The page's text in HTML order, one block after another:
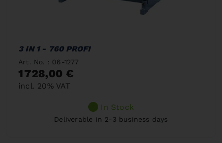
3 IN 1 - 760 PROFI
Art. No. : 06-1277
1 728,00 €
incl. 20% VAT
In Stock
Deliverable in 2-3 business days